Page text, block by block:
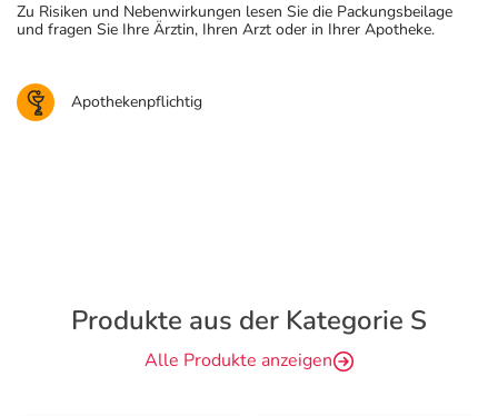
Zu Risiken und Nebenwirkungen lesen Sie die Packungsbeilage
und fragen Sie Ihre Ärztin, Ihren Arzt oder in Ihrer Apotheke.
Apothekenpflichtig
Produkte aus der Kategorie S
Alle Produkte anzeigen